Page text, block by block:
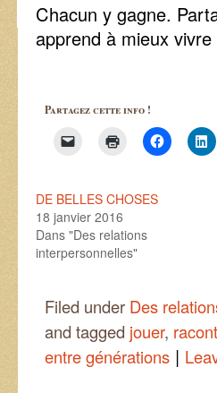
Chacun y gagne.
apprend à mieux
Partagez cette info !
DE BELLES CHOSES
18 janvier 2016
Dans "Des relations
interpersonnelles"
Filed under Des
and tagged jouer,
entre générations |